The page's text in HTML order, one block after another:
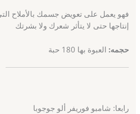
فهو يعمل على تعويض جسمك بالأملاح
إنتاجها حتى لا يتأثر شعرك ولا بشرتك
حجمه: العبوة بها 180 حبة
رابعا: شامبو فوريفر ألو جوجوبا